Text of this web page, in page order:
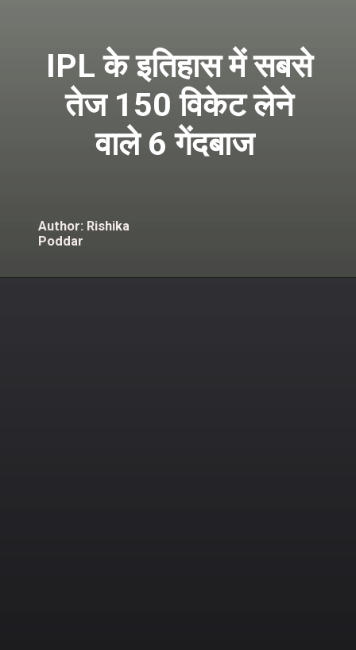
IPL के इतिहास में सबसे
तेज 150 विकेट लेने
वाले 6 गेंदबाज
Author: Rishika
Poddar